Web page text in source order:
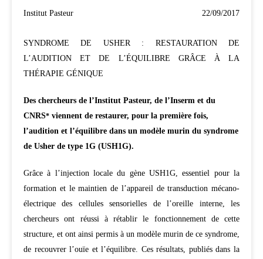
Institut Pasteur 22/09/2017
SYNDROME DE USHER : RESTAURATION DE
L’AUDITION ET DE L’ÉQUILIBRE GRÂCE À LA
THÉRAPIE GÉNIQUE
Des chercheurs de l’Institut Pasteur, de l’Inserm et du
CNRS* viennent de restaurer, pour la première fois,
l’audition et l’équilibre dans un modèle murin du syndrome
de Usher de type 1G (USH1G).
Grâce à l’injection locale du gène USH1G, essentiel pour la
formation et le maintien de l’appareil de transduction mécano-
électrique des cellules sensorielles de l’oreille interne, les
chercheurs ont réussi à rétablir le fonctionnement de cette
structure, et ont ainsi permis à un modèle murin de ce syndrome,
de recouvrer l’ouïe et l’équilibre. Ces résultats, publiés dans la